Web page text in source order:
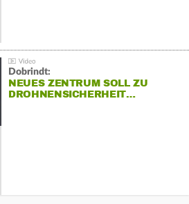
Dobrindt:
NEUES ZENTRUM SOLL ZU
DROHNENSICHERHEIT…